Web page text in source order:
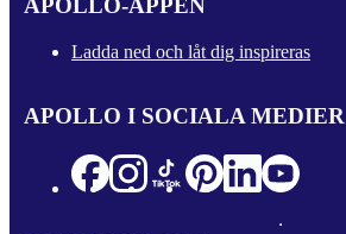
APOLLO-APPEN
Ladda ned och låt dig inspireras
APOLLO I SOCIALA MEDIER